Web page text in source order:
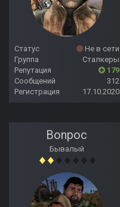
Статус
Не в сети
Группа
Сталкеры
Репутация
179
Сообщений
312
Регистрация
17.10.2020
Bonpoc
Бывалый